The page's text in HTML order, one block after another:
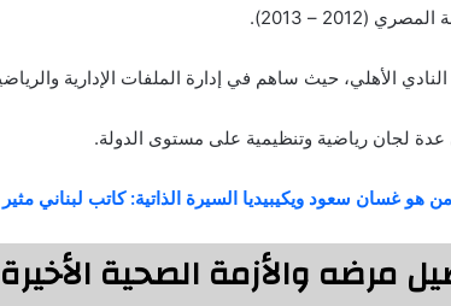
(2012 – 2013).
الأهلي، حيث ساهم في إدارة الملفات الإدارية
لجان رياضية وتنظيمية على مستوى الدولة.
من هو غسان سعود ويكيبيديا السيرة الذاتية: كاتب لبناني
مرضه والأزمة الصحية الأخيرة